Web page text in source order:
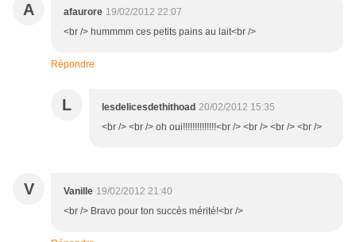
A afaurore 19/02/2012 22:07
<br /> hummmm ces petits pains au lait<br />
Répondre
L lesdelicesdethithoad 20/02/2012 15:35
<br /> <br /> oh oui!!!!!!!!!!!!!!<br /> <br /> <br /> <br />
V Vanille 19/02/2012 21:40
<br /> Bravo pour ton succès mérité!<br />